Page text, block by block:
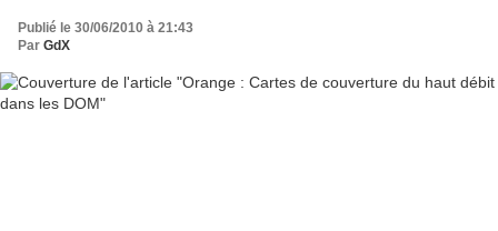
Publié le 30/06/2010 à 21:43
Par GdX